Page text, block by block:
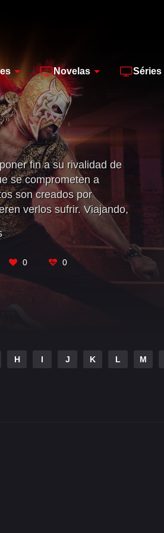
Novelas Séries
fin a su rivalidad de
se comprometen a
son creados por
verlos sufrir. Viajando,
castigados demostrarán
mortal.
0 0
H I J K L M